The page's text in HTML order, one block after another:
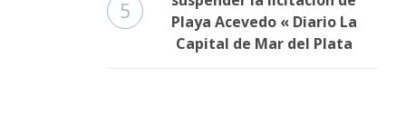
5
Playa Acevedo « Diario La
Capital de Mar del Plata